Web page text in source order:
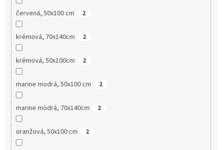
červená, 50x100 cm 2
krémová, 70x140cm 2
krémová, 50x100cm 2
marine modrá, 50x100 cm 2
marine modrá, 70x140cm 2
oranžová, 50x100 cm 2